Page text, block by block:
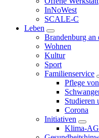
InNoWest
SCALE-C
Leben
Brandenburg an
Wohnen
Kultur
Sport
Familienservice
Pflege
Studieren
Corona
Initiativen
Klima-AG